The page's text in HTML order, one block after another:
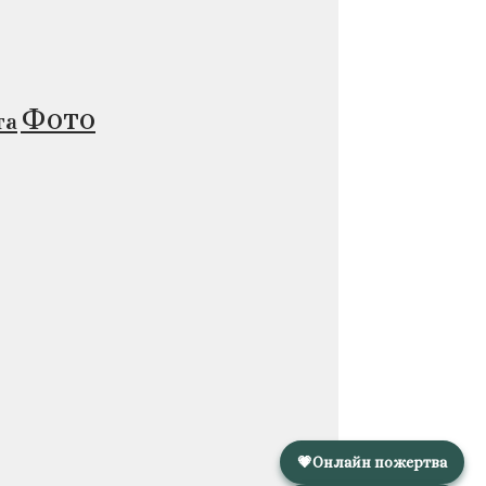
💗Онлайн пожертва
Фото